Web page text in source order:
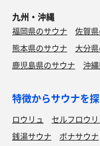
九州・沖縄
福岡県のサウナ 佐賀
熊本県のサウナ
大分
鹿児島県のサウナ
沖
特徴からサウナを
ロウリュ セルフロウリ
銭湯サウナ
ボナサウナ